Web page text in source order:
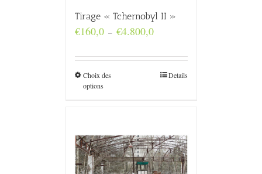
Tirage « Tchernobyl II »
€160,0 – €4.800,0Plage
€160,0
Choix des
options
Details